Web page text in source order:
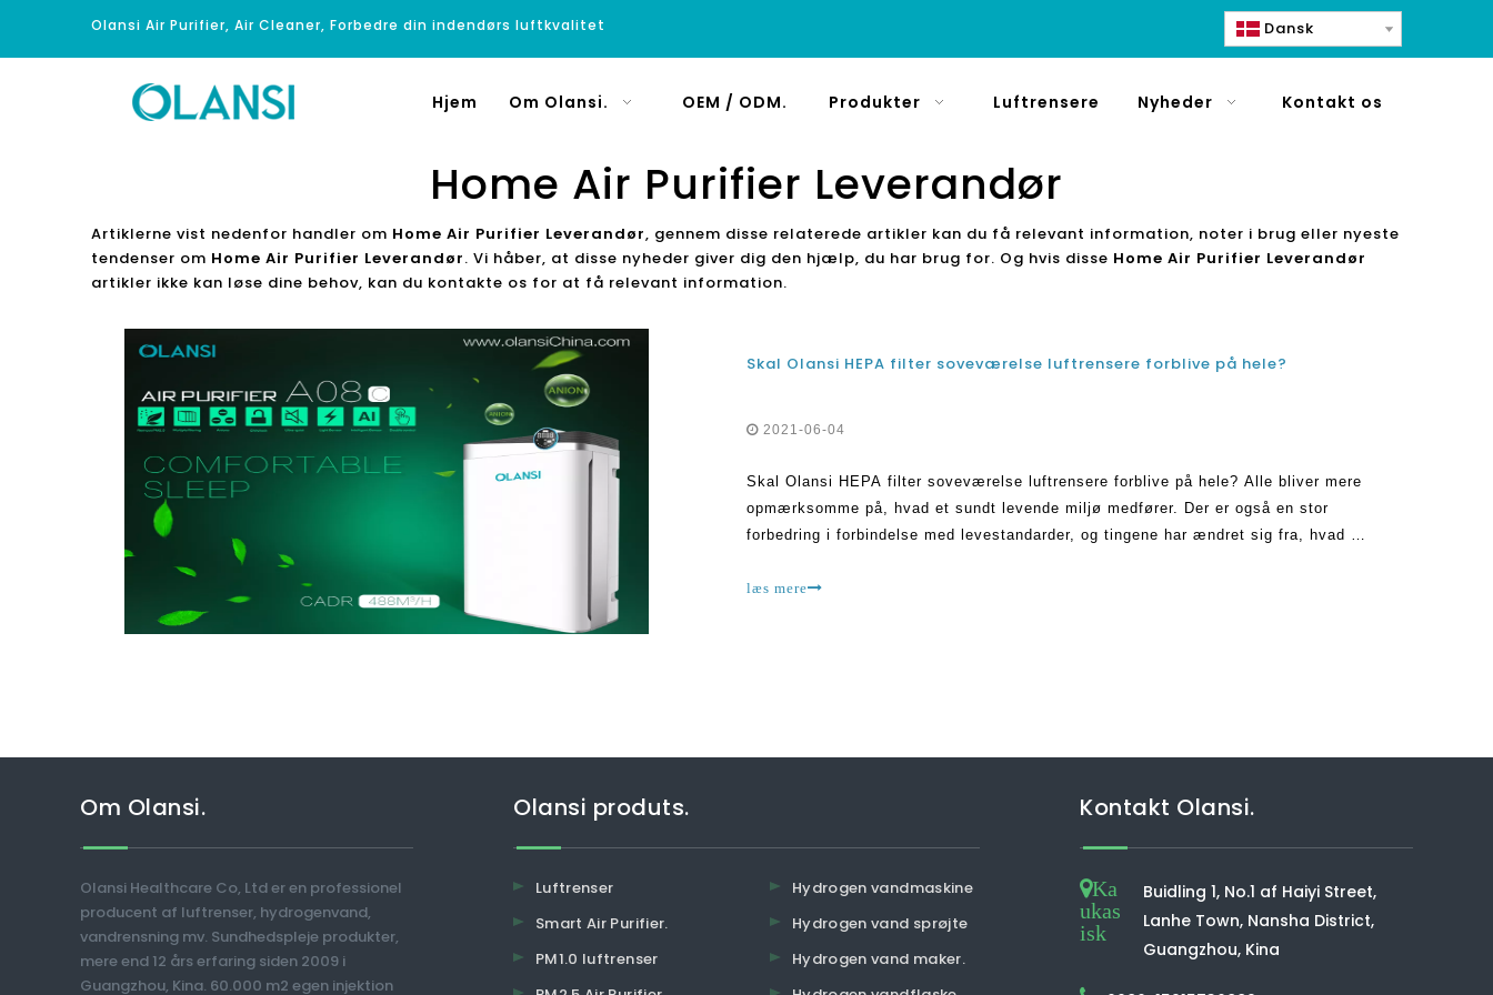
Olansi Air Purifier, Air Cleaner, Forbedre din indendørs luftkvalitet Dansk
Hjem Om Olansi. OEM / ODM. Produkter Luftrensere Nyheder Kontakt os
Home Air Purifier Leverandør
Artiklerne vist nedenfor handler om Home Air Purifier Leverandør, gennem disse relaterede artikler kan du få relevant information, noter i brug eller nyeste
tendenser om Home Air Purifier Leverandør. Vi håber, at disse nyheder giver dig den hjælp, du har brug for. Og hvis disse Home Air Purifier Leverandør
artikler ikke kan løse dine behov, kan du kontakte os for at få relevant information.
Skal Olansi HEPA filter soveværelse luftrensere forblive på hele?
2021-06-04
Skal Olansi HEPA filter soveværelse luftrensere forblive på hele? Alle bliver mere
opmærksomme på, hvad et sundt levende miljø medfører. Der er også en stor
forbedring i forbindelse med levestandarder, og tingene har ændret sig fra, hvad de
læs mere
Om Olansi.
Olansi Healthcare Co, Ltd er en professionel
producent af luftrenser, hydrogenvand,
vandrensning mv. Sundhedspleje produkter,
mere end 12 års erfaring siden 2009 i
Guangzhou, Kina. 60.000 m2 egen injektion
Olansi produts.
Luftrenser
Smart Air Purifier.
PM1.0 luftrenser
Hydrogen vandmaskine
Hydrogen vand sprøjte
Hydrogen vand maker.
Kontakt Olansi.
Ka
ukas
isk
Buidling 1, No.1 af Haiyi Street,
Lanhe Town, Nansha District,
Guangzhou, Kina